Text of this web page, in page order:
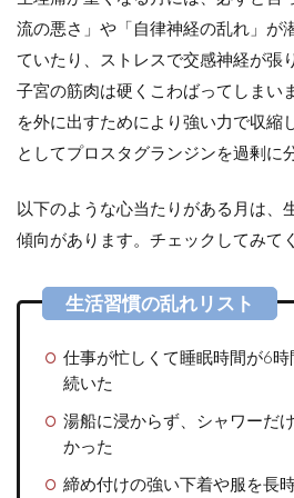
流の悪さ」や「自律神経の乱れ」が
ていたり、ストレスで交感神経が張
子宮の筋肉は硬くこわばってしまい
を外に出すためにより強い力で収縮
としてプロスタグランジンを過剰に
以下のような心当たりがある月は、
傾向があります。チェックしてみて
仕事が忙しくて睡眠時間が6
続いた
湯船に浸からず、シャワーだ
かった
締め付けの強い下着や服を長